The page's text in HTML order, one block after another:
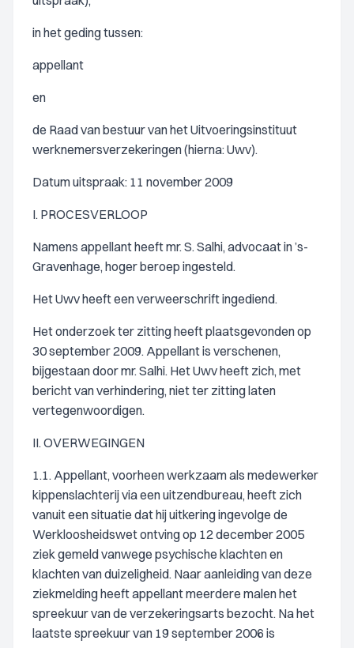
in het geding tussen:
appellant
en
de Raad van bestuur van het Uitvoeringsinstituut
werknemersverzekeringen (hierna: Uwv).
Datum uitspraak: 11 november 2009
I. PROCESVERLOOP
Namens appellant heeft mr. S. Salhi, advocaat in ’s-
Gravenhage, hoger beroep ingesteld.
Het Uwv heeft een verweerschrift ingediend.
Het onderzoek ter zitting heeft plaatsgevonden op
30 september 2009. Appellant is verschenen,
bijgestaan door mr. Salhi. Het Uwv heeft zich, met
bericht van verhindering, niet ter zitting laten
vertegenwoordigen.
II. OVERWEGINGEN
1.1. Appellant, voorheen werkzaam als medewerker
kippenslachterij via een uitzendbureau, heeft zich
vanuit een situatie dat hij uitkering ingevolge de
Werkloosheidswet ontving op 12 december 2005
ziek gemeld vanwege psychische klachten en
klachten van duizeligheid. Naar aanleiding van deze
ziekmelding heeft appellant meerdere malen het
spreekuur van de verzekeringsarts bezocht. Na het
laatste spreekuur van 19 september 2006 is